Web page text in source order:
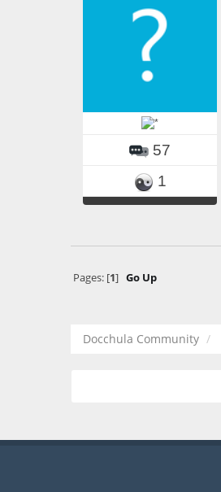
57
1
Pages: [1] Go Up
Docchula Community